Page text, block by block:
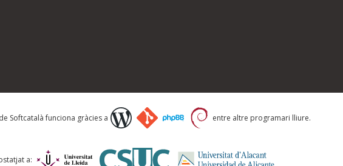
Softcatalà funciona gràcies a entre altre programari lliure.
a: